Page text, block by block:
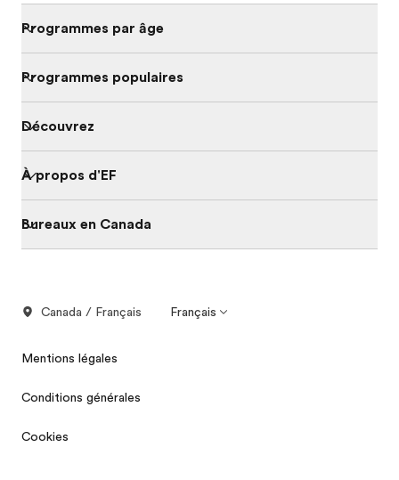
Programmes par âge
Programmes populaires
Découvrez
À propos d'EF
Bureaux en Canada
Canada / Français Français
Mentions légales
Conditions générales
Cookies